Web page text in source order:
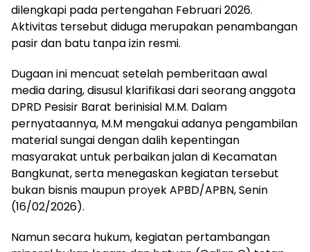
dilengkapi pada pertengahan Februari 2026.
Aktivitas tersebut diduga merupakan penambangan
pasir dan batu tanpa izin resmi.
Dugaan ini mencuat setelah pemberitaan awal
media daring, disusul klarifikasi dari seorang anggota
DPRD Pesisir Barat berinisial M.M. Dalam
pernyataannya, M.M mengakui adanya pengambilan
material sungai dengan dalih kepentingan
masyarakat untuk perbaikan jalan di Kecamatan
Bangkunat, serta menegaskan kegiatan tersebut
bukan bisnis maupun proyek APBD/APBN, Senin
(16/02/2026).
Namun secara hukum, kegiatan pertambangan